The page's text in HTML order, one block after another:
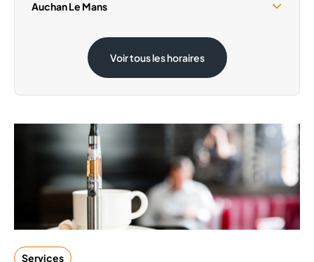
Auchan Le Mans
Samedi 15 Août 08:30 - 19:30
Voir tous les horaires
Services